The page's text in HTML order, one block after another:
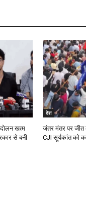
खत्म
से बनी
देश
जंतर मंतर पर जीत
CJI सूर्यकांत को